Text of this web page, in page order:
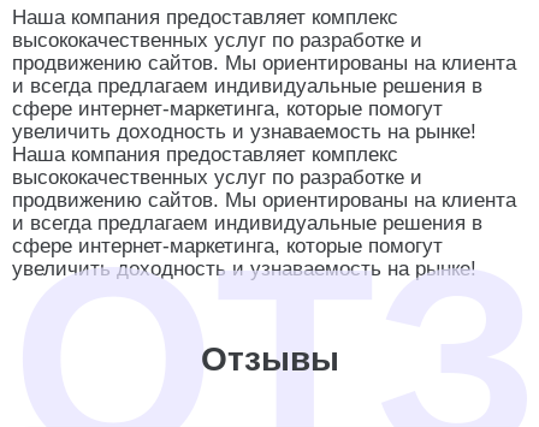
Рейтинг агентств по поддержке и
Наша компания предоставляет комплекс
высококачественных услуг по разработке и
продвижению сайтов. Мы ориентированы на клиента
и всегда предлагаем индивидуальные решения в
сфере интернет-маркетинга, которые помогут
увеличить доходность и узнаваемость на рынке!
Наша компания предоставляет комплекс
высококачественных услуг по разработке и
продвижению сайтов. Мы ориентированы на клиента
и всегда предлагаем индивидуальные решения в
сфере интернет-маркетинга, которые помогут
увеличить доходность и узнаваемость на рынке!
Отзывы